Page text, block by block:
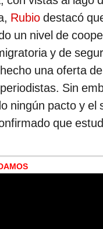
Rubio destacó
un nivel de
y de
una oferta
Sin
ningún pacto y el
que